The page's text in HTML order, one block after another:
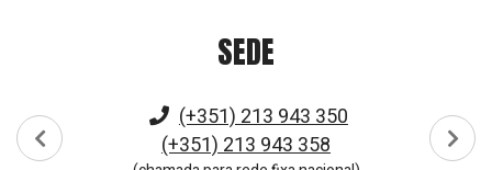
SEDE
(+351) 213 943 350
(+351) 213 943 358
ANTERIOR